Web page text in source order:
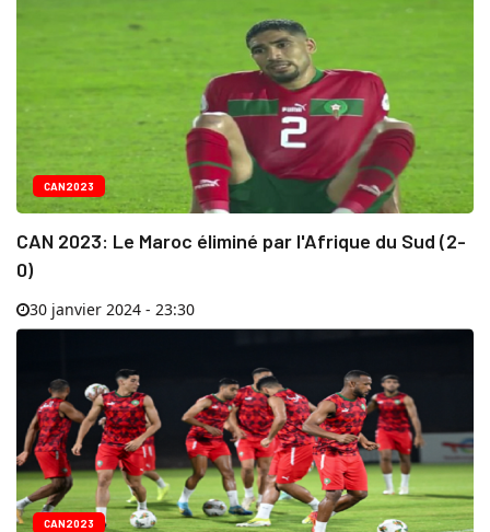
CAN2023
CAN 2023: Le Maroc éliminé par l'Afrique du Sud (2-
0)
30 janvier 2024 - 23:30
CAN2023